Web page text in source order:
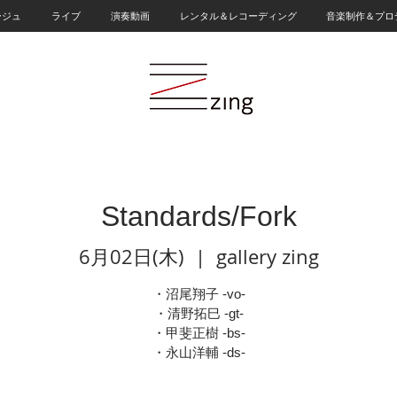
ュ ライブ 演奏動画 レンタル＆レコーディング 音楽制作＆プロ
Standards/Fork
6月02日(木)
  |
gallery zing
・沼尾翔子 -vo-
・清野拓巳 -gt-
・甲斐正樹 -bs-
・永山洋輔 -ds-